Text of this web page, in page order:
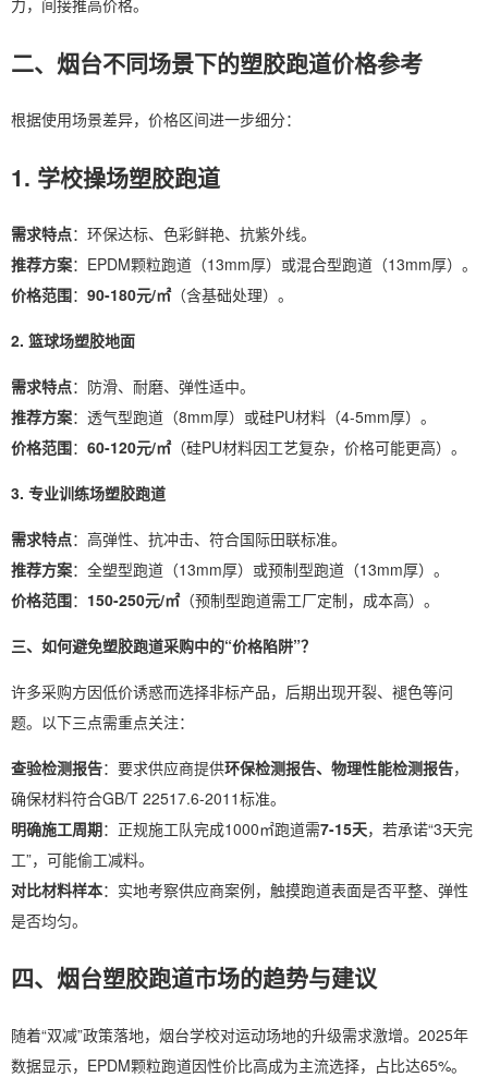
力，间接推高价格。
二、烟台不同场景下的塑胶跑道价格参考
根据使用场景差异，价格区间进一步细分：
1. 学校操场塑胶跑道
需求特点：环保达标、色彩鲜艳、抗紫外线。
推荐方案：EPDM颗粒跑道（13mm厚）或混合型跑道（13mm厚）。
价格范围： 90-180元/㎡（含基础处理）。
2. 篮球场塑胶地面
需求特点：防滑、耐磨、弹性适中。
推荐方案：透气型跑道（8mm厚）或硅PU材料（4-5mm厚）。
价格范围： 60-120元/㎡（硅PU材料因工艺复杂，价格可能更高）。
3. 专业训练场塑胶跑道
需求特点：高弹性、抗冲击、符合国际田联标准。
推荐方案：全塑型跑道（13mm厚）或预制型跑道（13mm厚）。
价格范围： 150-250元/㎡（预制型跑道需工厂定制，成本高）。
三、如何避免塑胶跑道采购中的“价格陷阱”？
许多采购方因低价诱惑而选择非标产品，后期出现开裂、褪色等问
题。以下三点需重点关注：
查验检测报告：要求供应商提供环保检测报告、物理性能检测报告，
确保材料符合GB/T 22517.6-2011标准。
明确施工周期：正规施工队完成1000㎡跑道需7-15天，若承诺“3天完
工”，可能偷工减料。
对比材料样本：实地考察供应商案例，触摸跑道表面是否平整、弹性
是否均匀。
四、烟台塑胶跑道市场的趋势与建议
随着“双减”政策落地，烟台学校对运动场地的升级需求激增。2025年
数据显示，EPDM颗粒跑道因性价比高成为主流选择，占比达65%。